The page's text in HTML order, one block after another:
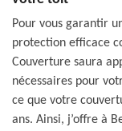
Pour vous garantir
protection efficace
Couverture saura
nécessaires pour
ce que votre
ans. Ainsi, j’offre à